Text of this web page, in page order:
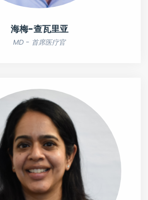
海梅-查瓦里亚
MD - 首席医疗官